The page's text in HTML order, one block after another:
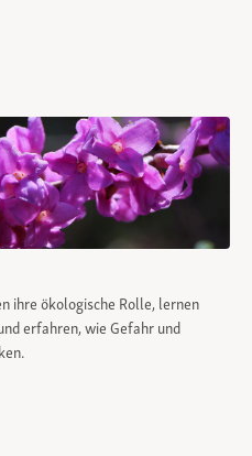
ihre ökologische Rolle, lernen
erfahren, wie Gefahr und